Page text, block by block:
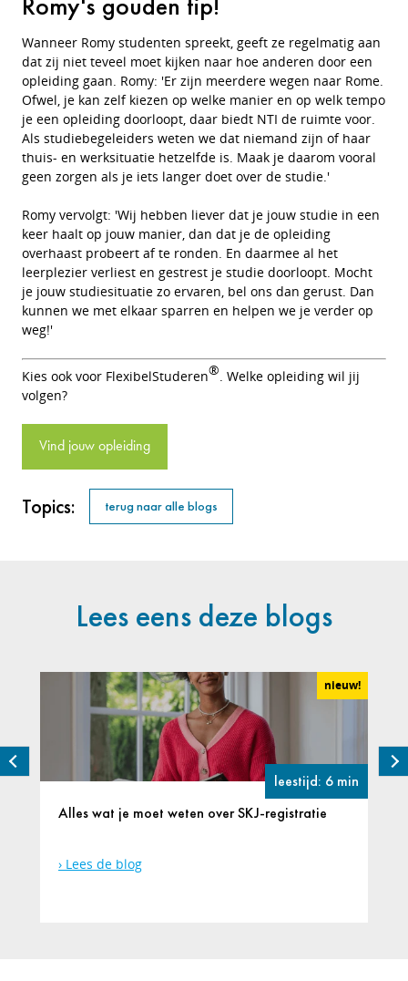
Wanneer Romy studenten spreekt, geeft ze regelmatig aan
dat zij niet teveel moet kijken naar hoe anderen door een
opleiding gaan. Romy: 'Er zijn meerdere wegen naar Rome.
Ofwel, je kan zelf kiezen op welke manier en op welk tempo
je een opleiding doorloopt, daar biedt NTI de ruimte voor.
Als studiebegeleiders weten we dat niemand zijn of haar
thuis- en werksituatie hetzelfde is. Maak je daarom vooral
geen zorgen als je iets langer doet over de studie.'
Romy vervolgt: 'Wij hebben liever dat je jouw studie in een
keer haalt op jouw manier, dan dat je de opleiding
overhaast probeert af te ronden. En daarmee al het
leerplezier verliest en gestrest je studie doorloopt. Mocht
je jouw studiesituatie zo ervaren, bel ons dan gerust. Dan
kunnen we met elkaar sparren en helpen we je verder op
weg!'
Kies ook voor FlexibelStuderen®. Welke opleiding wil jij
volgen?
Vind jouw opleiding
Topics: terug naar alle blogs
Lees eens deze blogs
nieuw!
leestijd: 6 min
Alles wat je moet weten over SKJ-registratie
Lees de blog